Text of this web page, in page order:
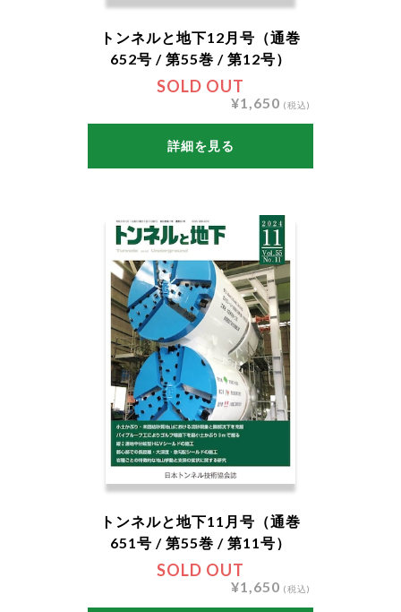
SOLD OUT
トンネルと地下12月号（通巻
652号 / 第55巻 / 第12号）
¥1,650 (税込)
詳細を見る
SOLD OUT
トンネルと地下11月号（通巻
651号 / 第55巻 / 第11号）
¥1,650 (税込)